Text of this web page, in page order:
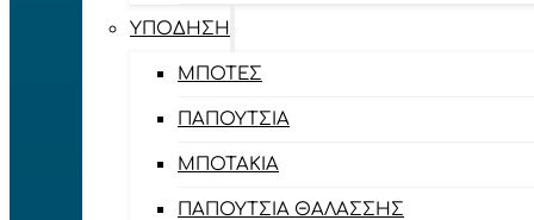
ΥΠΌΔΗΣΗ
ΜΠΌΤΕΣ
ΠΑΠΟΎΤΣΙΑ
ΜΠΟΤΆΚΙΑ
ΠΑΠΟΎΤΣΙΑ ΘΑΛΆΣΣΗΣ